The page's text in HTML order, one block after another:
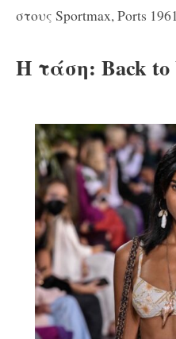
στους Sportmax, Ports
Η τάση: Back to